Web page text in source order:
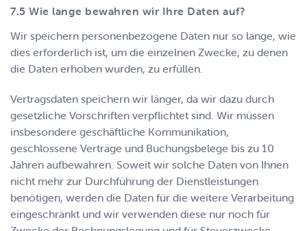
Wie lange bewahren wir Ihre Daten auf?
Wir speichern personenbezogene Daten nur so lange, wie
dies erforderlich ist, um die einzelnen Zwecke, zu denen
die Daten erhoben wurden, zu erfüllen.
Vertragsdaten speichern wir länger, da wir dazu durch
gesetzliche Vorschriften verpflichtet sind. Wir müssen
insbesondere geschäftliche Kommunikation,
geschlossene Verträge und Buchungsbelege bis zu 10
Jahren aufbewahren. Soweit wir solche Daten von Ihnen
nicht mehr zur Durchführung der Dienstleistungen
benötigen, werden die Daten für die weitere Verarbeitung
eingeschränkt und wir verwenden diese nur noch für